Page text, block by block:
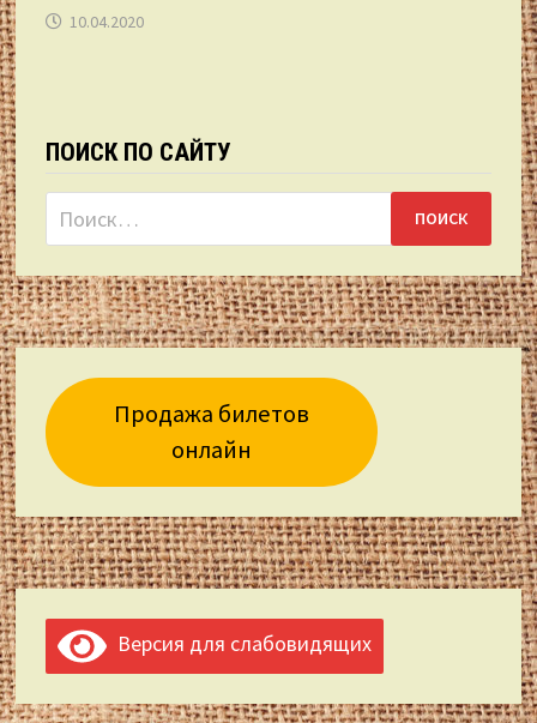
10.04.2020
ПОИСК ПО САЙТУ
Найти:
Продажа билетов
онлайн
Версия для слабовидящих